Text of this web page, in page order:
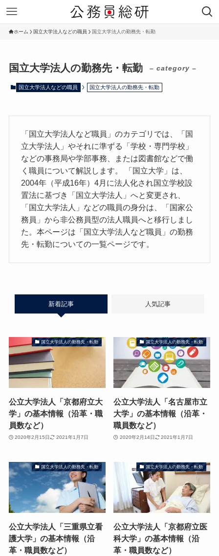
ホーム 国立大学法人などの職員 国立大学法人の勤務先・転勤
国立大学法人の勤務先・転勤 – category –
国立大学法人などの職員 国立大学法人の勤務先・転勤
「国立大学法人など職員」のカテゴリでは、「国
立大学法人」やそれに準ずる「学校・専門学校」
などの事務局や学部事務、または図書館などで働
く職員について解説します。 「国立大学」は、
2004年（平成16年）4月に法人化され国立学校設
置法に基づき「国立大学法人」へと変更され、
「国立大学法人」などの職員の身分は、「国家公
務員」から非公務員型の法人職員へと移行しまし
た。本ページは「国立大学法人など職員」の勤務
先・転勤についての一覧ページです。
新着記事 人気記事
国立大学法人の勤務先・転勤
公立大学法人「京都府立大
学」の基本情報（沿革・職
員数など）
2020年2月15日 2021年1月7日
国立大学法人の勤務先・転勤
公立大学法人「名古屋市立
大学」の基本情報（沿革・
職員数など）
2020年2月14日 2021年1月7日
国立大学法人の勤務先・転勤
公立大学法人「三重県立看
護大学」の基本情報（沿
革・職員数など）
国立大学法人の勤務先・転勤
公立大学法人「京都府立医
科大学」の基本情報（沿
革・職員数など）